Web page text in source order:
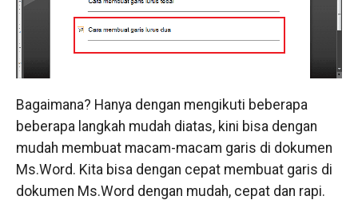
Bagaimana? Hanya dengan mengikuti beberapa
beberapa langkah mudah diatas, kini bisa dengan
mudah membuat macam-macam garis di dokumen
Ms.Word. Kita bisa dengan cepat membuat garis di
dokumen Ms.Word dengan mudah, cepat dan rapi.